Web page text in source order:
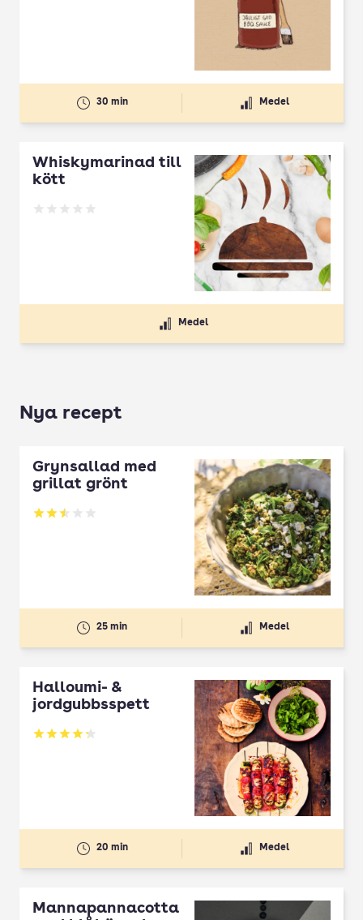
30 min Medel
Whiskymarinad till
kött
Betyg: 0 av 5
Medel
Nya recept
Grynsallad med
grillat grönt
Betyg: 2.5 av 5
25 min Medel
Halloumi- &
jordgubbsspett
Betyg: 4.3 av 5
20 min Medel
Mannapannacotta